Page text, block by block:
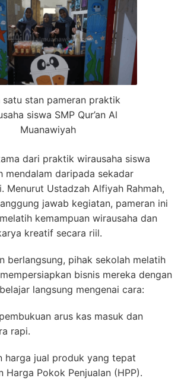
satu stan pameran praktik
siswa SMP Qur’an Al
Muanawiyah
dari praktik wirausaha siswa
mendalam daripada sekadar
Menurut Ustadzah Alfiyah Rahmah,
jawab kegiatan, pameran ini
kemampuan wirausaha dan
kreatif secara riil.
berlangsung, pihak sekolah melatih
bisnis mereka dengan
langsung mengenai cara:
arus kas masuk dan
rapi.
harga jual produk yang tepat
Harga Pokok Penjualan (HPP).